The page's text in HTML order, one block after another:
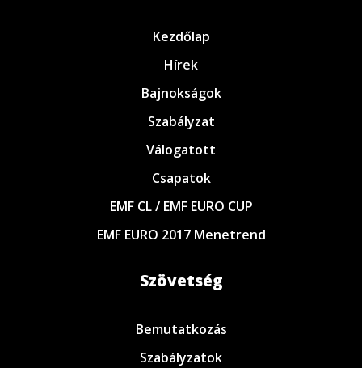
Kezdőlap
Hírek
Bajnokságok
Szabályzat
Válogatott
Csapatok
EMF CL / EMF EURO CUP
EMF EURO 2017 Menetrend
Szövetség
Bemutatkozás
Szabályzatok